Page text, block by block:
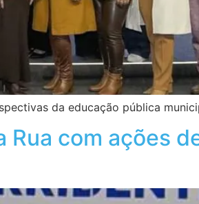
da educação pública
com ações